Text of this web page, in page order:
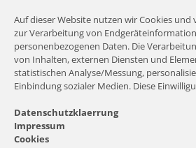
Auf dieser Website nutzen wir Cookies
zur Verarbeitung von
personenbezogenen Daten. Die
von Inhalten, externen Diensten und
statistischen Analyse/Messung,
Einbindung sozialer Medien. Diese
Datenschutzklaerrung
Impressum
Cookies
Double-Opt-In und
Anmeldung zu unserem
einem sog. Double-Opt-In-
erhalten nach der Anmeldung
Sie um die Bestätigung Ihrer
gebeten werden. Diese
notwendig, damit sich niemand
Mailadressen anmelden kann.